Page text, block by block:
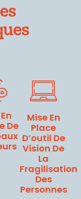
De
Mise En
Place
D’outil De
Vision De
La
Fragilisation
Des
Personnes